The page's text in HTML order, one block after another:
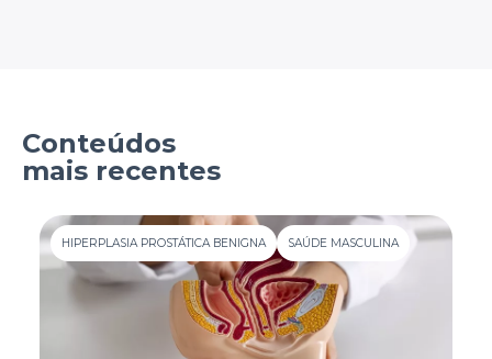
Conteúdos
mais recentes
HIPERPLASIA PROSTÁTICA BENIGNA SAÚDE MASCULINA